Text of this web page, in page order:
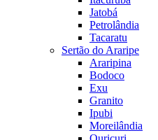
Jatobá
Petrolândia
Tacaratu
Sertão do Araripe
Araripina
Bodoco
Exu
Granito
Ipubi
Moreilândia